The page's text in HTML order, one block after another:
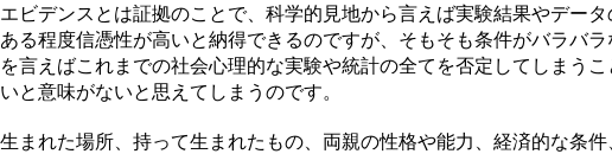
エビデンスとは証拠のことで、科学的見地から言えば実験結果やデー
ある程度信憑性が高いと納得できるのですが、そもそも条件がバラバ
を言えばこれまでの社会心理的な実験や統計の全てを否定してしまう
いと意味がないと思えてしまうのです。
生まれた場所、持って生まれたもの、両親の性格や能力、経済的な条